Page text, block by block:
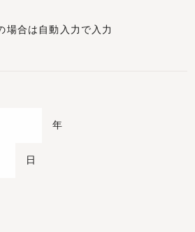
合は自動入力で入力
年
日